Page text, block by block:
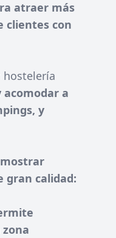
atraer más
clientes con
hostelería
a
y
mostrar
gran calidad: